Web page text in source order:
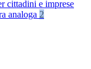
cittadini e imprese
analoga 2